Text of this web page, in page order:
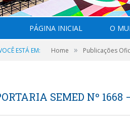
PÁGINA INICIAL O
ESTÁ EM: Home » Publicações
SEMED Nº